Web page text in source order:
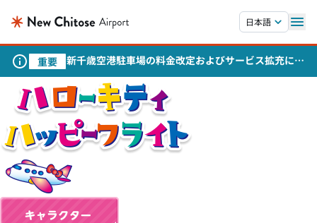
日本語
重要
新千歳空港駐車場の料金改定およびサービス拡充につ
いて